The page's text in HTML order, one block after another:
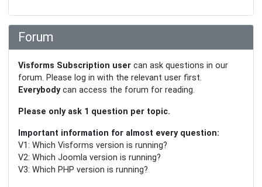
Forum
Visforms Subscription user can ask questions in our
forum. Please log in with the relevant user first.
Everybodycan access the forum for reading.
Please only ask 1 question per topic.
Important information for almost every question:
V1: Which Visforms version is running?
V2: Which Joomla version is running?
V3: Which PHP version is running?